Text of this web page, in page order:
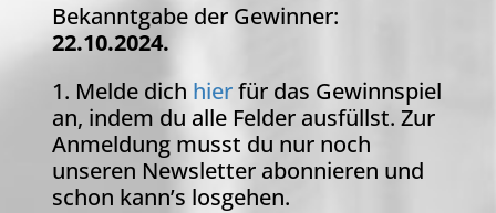
Bekanntgabe der Gewinner:
22.10.2024.
1. Melde dich hierfür das Gewinnspiel
an, indem du alle Felder ausfüllst. Zur
Anmeldung musst du nur noch
unseren Newsletter abonnieren und
schon kann’s losgehen.